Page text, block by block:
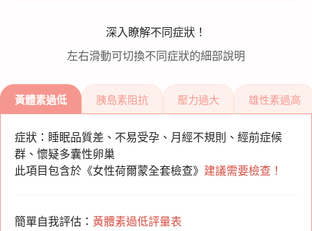
有任何問題請直接於官方Line詢問
請事先告知我們團隊
深入瞭解不同症狀！
左右滑動可切換不同症狀的細部說明
黃體素過低 胰島素阻抗 壓力過大 雄性素過高
症狀：睡眠品質差、不易受孕、月經不規則、經前症候
群、懷疑多囊性卵巢
此項目包含於《女性荷爾蒙全套檢查》 建議需要檢查！
簡單自我評估： 黃體素過低評量表